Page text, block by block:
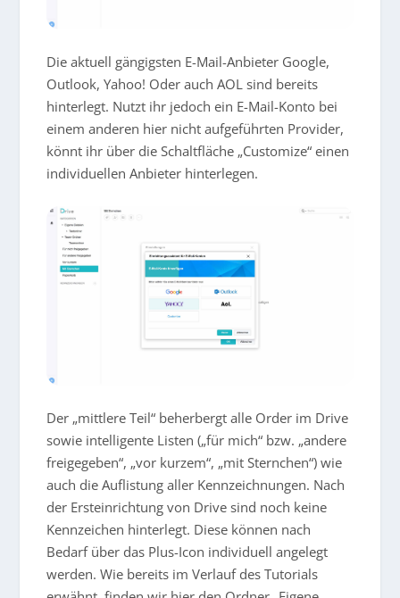
Die aktuell gängigsten E-Mail-Anbieter Google,
Outlook, Yahoo! Oder auch AOL sind bereits
hinterlegt. Nutzt ihr jedoch ein E-Mail-Konto bei
einem anderen hier nicht aufgeführten Provider,
könnt ihr über die Schaltfläche „Customize“ einen
individuellen Anbieter hinterlegen.
Der „mittlere Teil“ beherbergt alle Order im Drive
sowie intelligente Listen („für mich“ bzw. „andere
freigegeben“, „vor kurzem“, „mit Sternchen“) wie
auch die Auflistung aller Kennzeichnungen. Nach
der Ersteinrichtung von Drive sind noch keine
Kennzeichen hinterlegt. Diese können nach
Bedarf über das Plus-Icon individuell angelegt
werden. Wie bereits im Verlauf des Tutorials